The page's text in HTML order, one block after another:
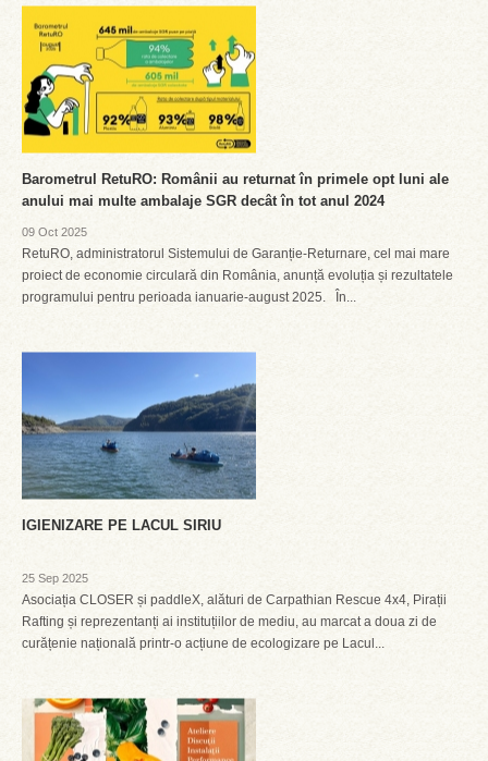
Barometrul RetuRO: Românii au returnat în primele opt luni ale
anului mai multe ambalaje SGR decât în tot anul 2024
09 Oct 2025
RetuRO, administratorul Sistemului de Garanție-Returnare, cel mai mare
proiect de economie circulară din România, anunță evoluția și rezultatele
programului pentru perioada ianuarie-august 2025. În...
IGIENIZARE PE LACUL SIRIU
25 Sep 2025
Asociația CLOSER și paddleX, alături de Carpathian Rescue 4x4, Pirații
Rafting și reprezentanți ai instituțiilor de mediu, au marcat a doua zi de
curățenie națională printr-o acțiune de ecologizare pe Lacul...